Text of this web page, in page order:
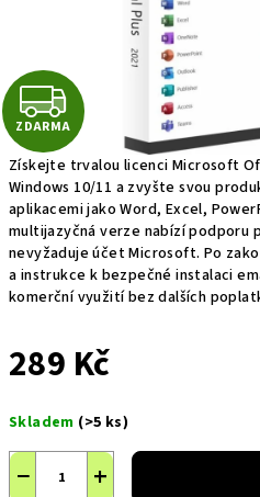
Získejte trvalou licenci Microsoft
Windows 10/11 a zvyšte svou
aplikacemi jako Word, Excel,
multijazyčná verze nabízí podporu
nevyžaduje účet Microsoft. Po
a instrukce k bezpečné instalaci
komerční využití bez dalších
289 Kč
cena:
Skladem (>5 ks)
+
−
Z
D
A
R
M
ZDARMA